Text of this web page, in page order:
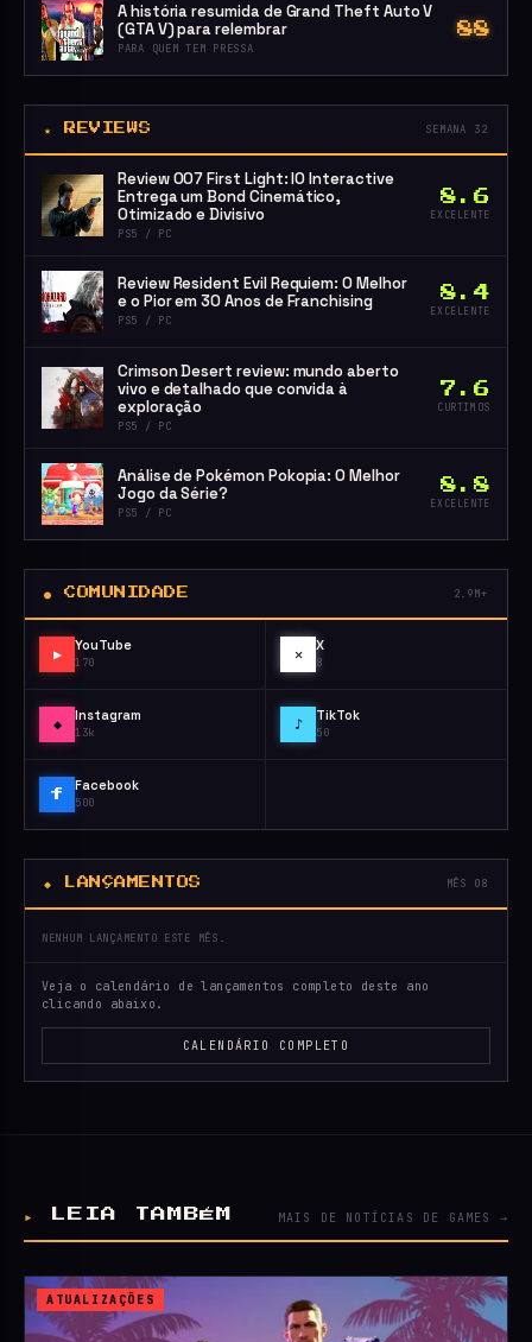
A história resumida de Grand Theft Auto V
(GTA V) para relembrar
PARA QUEM TEM PRESSA
88
★ REVIEWS SEMANA 32
Review 007 First Light: IO Interactive
Entrega um Bond Cinemático,
Otimizado e Divisivo
PS5 / PC
8.6
EXCELENTE
Review Resident Evil Requiem: O Melhor
e o Pior em 30 Anos de Franchising
PS5 / PC
8.4
EXCELENTE
Crimson Desert review: mundo aberto
vivo e detalhado que convida à
exploração
PS5 / PC
7.6
CURTIMOS
Análise de Pokémon Pokopia: O Melhor
Jogo da Série?
PS5 / PC
8.8
EXCELENTE
● COMUNIDADE 2.9M+
▶ YouTube
170
✕ X
8
◆ Instagram
13k
♪ TikTok
50
f
Facebook
500
◆ LANÇAMENTOS MÊS 08
NENHUM LANÇAMENTO ESTE MÊS.
Veja o calendário de lançamentos completo deste ano
clicando abaixo.
CALENDÁRIO COMPLETO
▸ LEIA TAMBÉM MAIS DE NOTÍCIAS DE GAMES →
ATUALIZAÇÕES